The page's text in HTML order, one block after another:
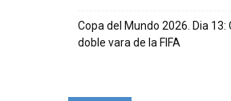
Copa del Mundo 2026. Dia 13:
doble vara de la FIFA